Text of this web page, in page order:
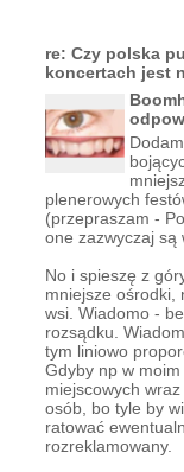
re: Czy polska
koncertach jest
plenerowych
(przepraszam -
one zazwyczaj są
No i spieszę z
mniejsze ośrodki,
wsi. Wiadomo -
rozsądku.
tym liniowo
Gdyby np w
miejscowych
osób, bo tyle by
ratować
rozreklamowany.